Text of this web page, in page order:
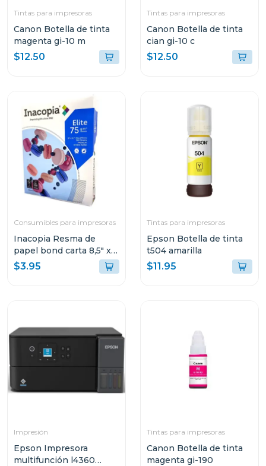
Tintas para impresoras
Canon Botella de tinta
magenta gi-10 m
$12.50
Tintas para impresoras
Canon Botella de tinta
cian gi-10 c
$12.50
Consumibles para impresoras
Inacopia Resma de
papel bond carta 8,5" x
11" elite 75 500 hojas 20
lb
$3.95
Tintas para impresoras
Epson Botella de tinta
t504 amarilla
$11.95
Impresión
Epson Impresora
multifunción l4360
Tintas para impresoras
Canon Botella de tinta
magenta gi-190